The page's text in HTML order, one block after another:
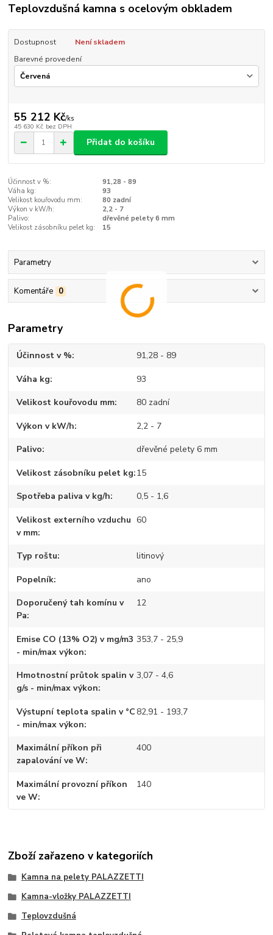
Teplovzdušná kamna s ocelovým obkladem
Dostupnost
Není skladem
Barevné provedení
55 212 Kč/ks
45 630 Kč bez DPH
Přidat do košíku
Účinnost v %:
91,28 - 89
Váha kg:
93
Velikost kouřovodu mm:
80 zadní
Výkon v kW/h:
2,2 - 7
Palivo:
dřevěné pelety 6 mm
Velikost zásobníku pelet kg:
15
Parametry
Komentáře 0
Parametry
Účinnost v % 91,28 - 89
Váha kg 93
Velikost kouřovodu mm 80 zadní
Výkon v kW/h 2,2 - 7
Palivo dřevěné pelety 6 mm
Velikost zásobníku pelet kg 15
Spotřeba paliva v kg/h 0,5 - 1,6
Velikost externího vzduchu
v mm
60
Typ roštu litinový
Popelník ano
Doporučený tah komínu v
Pa
12
Emise CO (13% O2) v mg/m3
- min/max výkon
353,7 - 25,9
Hmotnostní průtok spalin v
g/s - min/max výkon
3,07 - 4,6
Výstupní teplota spalin v °C
- min/max výkon
82,91 - 193,7
Maximální příkon při
zapalování ve W
400
Maximální provozní příkon
ve W
140
Zboží zařazeno v kategoriích
Kamna na pelety PALAZZETTI
Kamna-vložky PALAZZETTI
Teplovzdušná